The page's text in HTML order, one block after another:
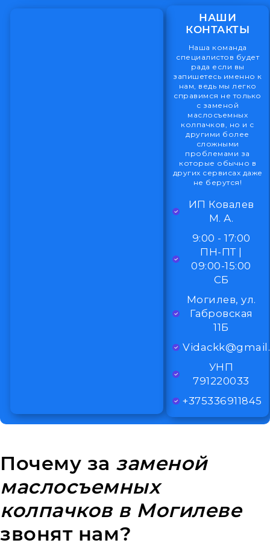
НАШИ
КОНТАКТЫ
Наша команда
специалистов будет
рада если вы
запишетесь именно к
нам, ведь мы легко
справимся не только
с заменой
маслосъемных
колпачков, но и с
другими более
сложными
проблемами за
которые обычно в
других сервисах даже
не берутся!
ИП Ковалев
М. А.
9:00 - 17:00
ПН-ПТ |
09:00-15:00
СБ
Могилев, ул.
Габровская
11Б
УНП
791220033
+375336911845
Почему за заменой
маслосъемных
колпачков в Могилеве
звонят нам?